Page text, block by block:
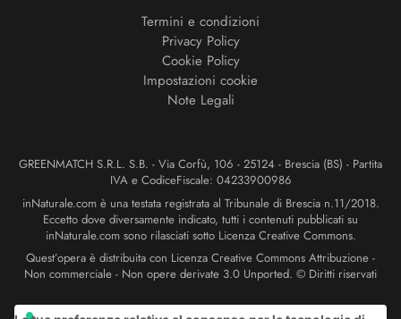
Termini e condizioni
Privacy Policy
Cookie Policy
Impostazioni cookie
Note Legali
GREENMATCH S.R.L. S.B. - Via Corfù, 106 - 25124 - Brescia (BS) - Partita
IVA e CodiceFiscale: 04233900986
inNaturale.com è una testata registrata al Tribunale di Brescia n.11/2018.
Eccetto dove diversamente indicato, tutti i contenuti pubblicati su
inNaturale.com sono rilasciati sotto Licenza Creative Commons.
Quest’opera è distribuita con Licenza Creative Commons Attribuzione -
Non commerciale - Non opere derivate 3.0 Unported. © Diritti riservati